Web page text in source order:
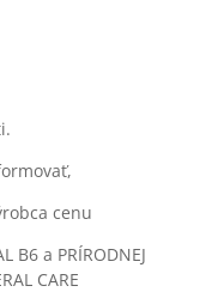
cenu
B6 a PRÍRODNEJ
CARE